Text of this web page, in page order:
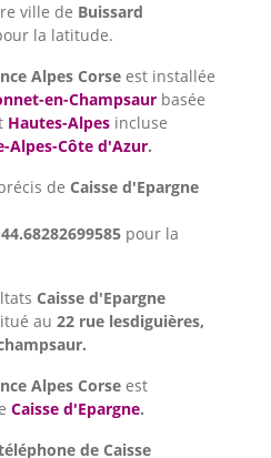
ville de Buissard
la latitude.
Alpes Corse est installée
en-Champsaur basée
Hautes-Alpes incluse
Alpes-Côte d'Azur.
de Caisse d'Epargne
44.68282699585 pour la
Caisse d'Epargne
au 22 rue lesdiguières,
Alpes Corse est
Caisse d'Epargne.
de Caisse